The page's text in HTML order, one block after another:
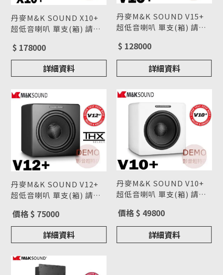
丹麥M&K SOUND X10+
超低音喇叭 單支(箱) 請來
$ 178000
詳細資料
丹麥M&K SOUND V15+
超低音喇叭 單支(箱) 請來
$ 128000
詳細資料
丹麥M&K SOUND V12+
超低音喇叭 單支(箱) 請來
價格 $ 75000
詳細資料
丹麥M&K SOUND V10+
超低音喇叭 單支(箱) 請來
價格 $ 49800
詳細資料